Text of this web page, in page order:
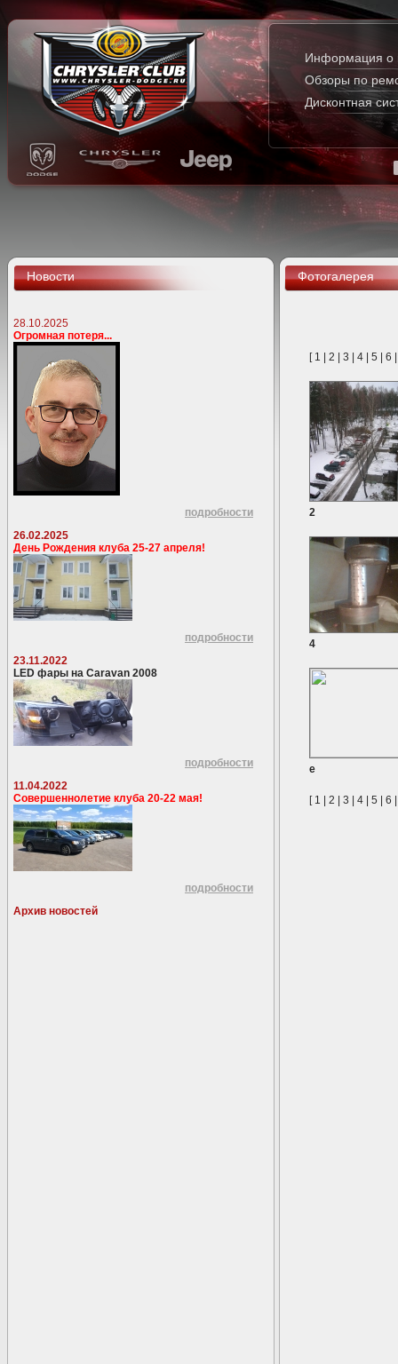
Информация о
Обзоры по
Дисконтная
Новости
28.10.2025
Огромная потеря...
подробности
26.02.2025
День Рождения клуба 25-27 апреля!
подробности
23.11.2022
LED фары на Caravan 2008
подробности
11.04.2022
Совершеннолетие клуба 20-22 мая!
подробности
Архив новостей
Фотогалерея
[ 1 2 3 4 5 6
2
4
e
[ 1 2 3 4 5 6